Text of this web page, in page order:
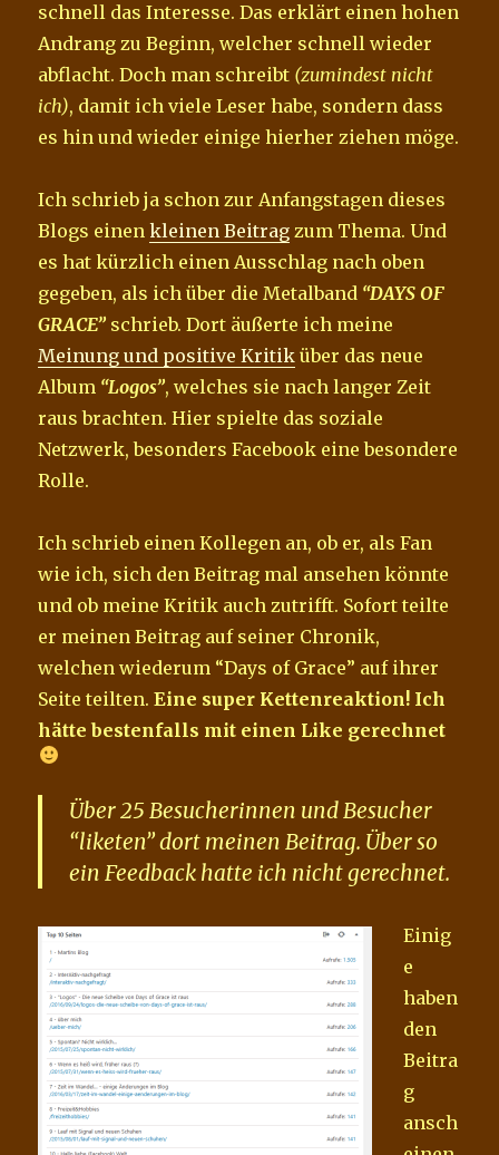
schnell das Interesse. Das erklärt einen hohen
Andrang zu Beginn, welcher schnell wieder
abflacht. Doch man schreibt (zumindest nicht
ich), damit ich viele Leser habe, sondern dass
es hin und wieder einige hierher ziehen möge.
Ich schrieb ja schon zur Anfangstagen dieses
Blogs einenkleinen Beitrag zum Thema. Und
es hat kürzlich einen Ausschlag nach oben
gegeben, als ich über die Metalband “DAYS OF
GRACE” schrieb. Dort äußerte ich meine
Meinung und positive Kritik über das neue
Album “Logos”, welches sie nach langer Zeit
raus brachten. Hier spielte das soziale
Netzwerk, besonders Facebook eine besondere
Rolle.
Ich schrieb einen Kollegen an, ob er, als Fan
wie ich, sich den Beitrag mal ansehen könnte
und ob meine Kritik auch zutrifft. Sofort teilte
er meinen Beitrag auf seiner Chronik,
welchen wiederum “Days of Grace” auf ihrer
Seite teilten.Eine super Kettenreaktion! Ich
hätte bestenfalls mit einen Like gerechnet
Über 25 Besucherinnen und Besucher
“liketen” dort meinen Beitrag. Über so
ein Feedback hatte ich nicht gerechnet.
Einig
e
haben
den
Beitra
g
ansch